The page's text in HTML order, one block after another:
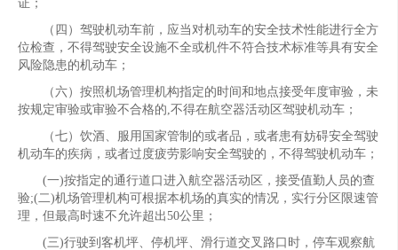
证；
（四）驾驶机动车前，应当对机动车的安全技术性能进行全方
位检查，不得驾驶安全设施不全或机件不符合技术标准等具有安全
风险隐患的机动车；
（六）按照机场管理机构指定的时间和地点接受年度审验，未
按规定审验或审验不合格的,不得在航空器活动区驾驶机动车；
（七）饮酒、服用国家管制的或者品，或者患有妨碍安全驾驶
机动车的疾病，或者过度疲劳影响安全驾驶的，不得驾驶机动车；
(一)按指定的通行道口进入航空器活动区，接受值勤人员的查
验;(二)机场管理机构可根据本机场的真实的情况，实行分区限速管
理，但最高时速不允许超出50公里；
(三)行驶到客机坪、停机坪、滑行道交叉路口时，停车观察航